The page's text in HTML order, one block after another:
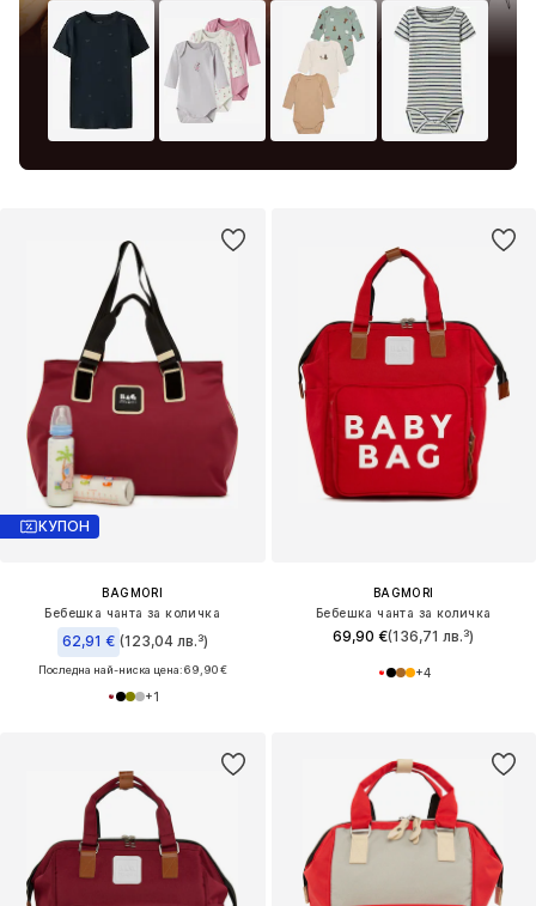
КУПОН
BAGMORI
Бебешка чанта за количка
62,91 € (123,04 лв.³)
Последна най-ниска цена:69,90 €
+1
BAGMORI
Бебешка чанта за количка
69,90 €(136,71 лв.³)
+4